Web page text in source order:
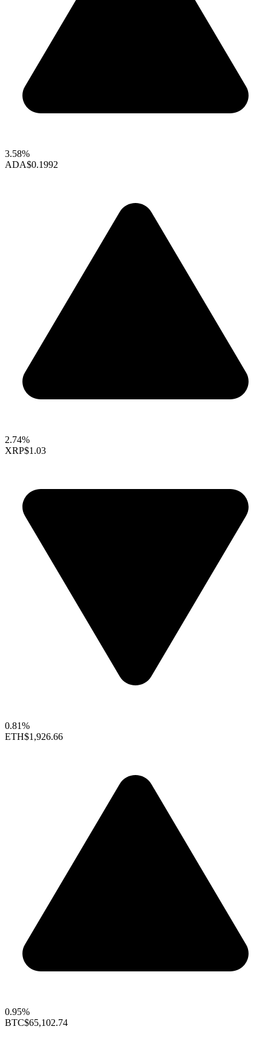
3.58%
ADA$0.1992
2.74%
XRP$1.03
0.81%
ETH$1,926.66
0.95%
BTC$65,102.74